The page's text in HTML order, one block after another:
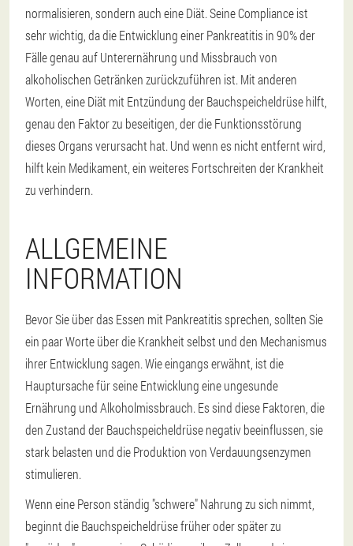
normalisieren, sondern auch eine Diät. Seine Compliance ist
sehr wichtig, da die Entwicklung einer Pankreatitis in 90% der
Fälle genau auf Unterernährung und Missbrauch von
alkoholischen Getränken zurückzuführen ist. Mit anderen
Worten, eine Diät mit Entzündung der Bauchspeicheldrüse hilft,
genau den Faktor zu beseitigen, der die Funktionsstörung
dieses Organs verursacht hat. Und wenn es nicht entfernt wird,
hilft kein Medikament, ein weiteres Fortschreiten der Krankheit
zu verhindern.
ALLGEMEINE
INFORMATION
Bevor Sie über das Essen mit Pankreatitis sprechen, sollten Sie
ein paar Worte über die Krankheit selbst und den Mechanismus
ihrer Entwicklung sagen. Wie eingangs erwähnt, ist die
Hauptursache für seine Entwicklung eine ungesunde
Ernährung und Alkoholmissbrauch. Es sind diese Faktoren, die
den Zustand der Bauchspeicheldrüse negativ beeinflussen, sie
stark belasten und die Produktion von Verdauungsenzymen
stimulieren.
Wenn eine Person ständig "schwere" Nahrung zu sich nimmt,
beginnt die Bauchspeicheldrüse früher oder später zu